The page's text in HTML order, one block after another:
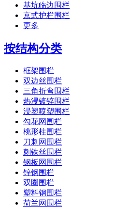
基坑临边围栏
京式护栏围栏
更多
按结构分类
框架围栏
双边丝围栏
三角折弯围栏
热浸镀锌围栏
浸塑喷塑围栏
勾花网围栏
桃形柱围栏
刀刺网围栏
刺铁丝围栏
钢板网围栏
锌钢围栏
双圈围栏
塑料钢围栏
荷兰网围栏